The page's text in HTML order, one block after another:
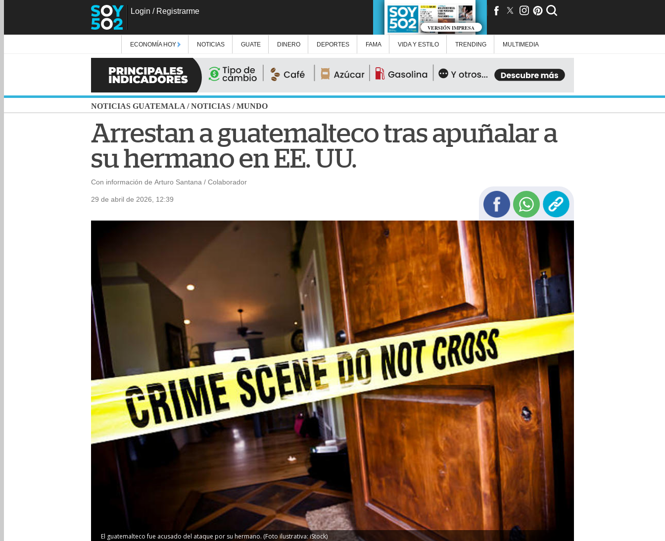
Login / Registrarme
VERSIÓN IMPRESA
ECONOMÍA HOY NOTICIAS GUATE DINERO DEPORTES FAMA VIDA Y ESTILO TRENDING MULTIMEDIA
NOTICIAS GUATEMALA /NOTICIAS /MUNDO
Arrestan a guatemalteco tras apuñalar a
su hermano en EE. UU.
Con información de Arturo Santana / Colaborador
29 de abril de 2026, 12:39
El guatemalteco fue acusado del ataque por su hermano. (Foto ilustrativa: iStock)